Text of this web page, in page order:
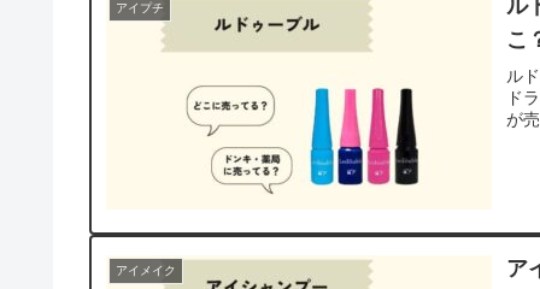
アイプチ
ル
こ
ル
ド
が
アイメイク
ア